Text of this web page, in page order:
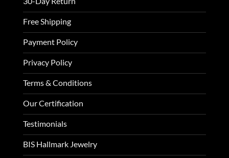
Free Shipping
Payment Policy
Privacy Policy
Terms & Conditions
Our Certification
Testimonials
BIS Hallmark Jewelry